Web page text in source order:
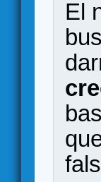
El